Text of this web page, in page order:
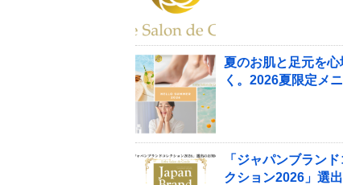
夏のお肌と足元を心
く。2026夏限定メ
「ジャパンブランド
クション2026」選